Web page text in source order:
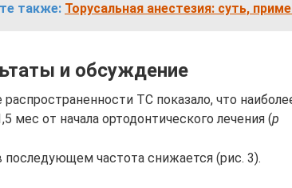
также: Торусальная анестезия: суть,
и обсуждение
распространенности ТС показало, что
мес от начала ортодонтического лечения (р
последующем частота снижается (рис. 3).